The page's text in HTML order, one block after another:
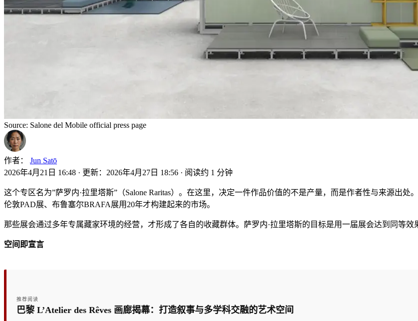
Source: Salone del Mobile official press page
作者：
Jun Satō
2026年4月21日 16:48 · 更新：2026年4月27日 18:56 · 阅读约 1 分钟
这个专区名为”萨罗内·拉里塔斯”（Salone Raritas）。在这里，决定一件作品价值的不是产量，而是作者性与来源出
伦敦PAD展、布鲁塞尔BRAFA展用20年才构建起来的市场。
那些展会通过多年专属藏家环境的经营，才形成了各自的收藏群体。萨罗内·拉里塔斯的目标是用一届展会达到同等
空间即宣言
推荐阅读
巴黎 L’Atelier des Rêves 画廊揭幕：打造叙事与多学科交融的艺术空间